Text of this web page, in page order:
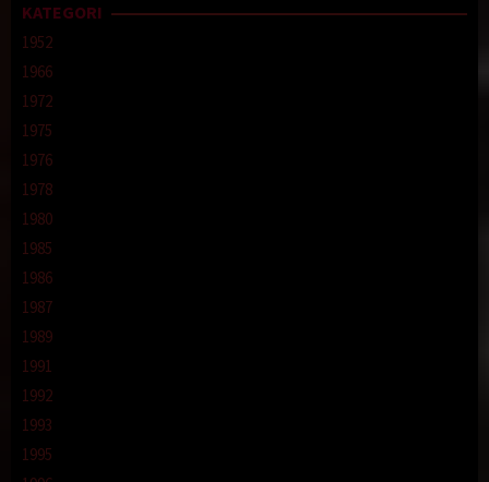
KATEGORI
1952
1966
1972
1975
1976
1978
1980
1985
1986
1987
1989
1991
1992
1993
1995